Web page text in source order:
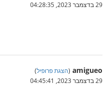
29 בדצמבר 2023, 04:28:35
amigueo
(הצגת פרופיל)
29 בדצמבר 2023, 04:45:41